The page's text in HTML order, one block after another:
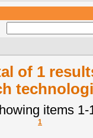
of 1
items 1-
1